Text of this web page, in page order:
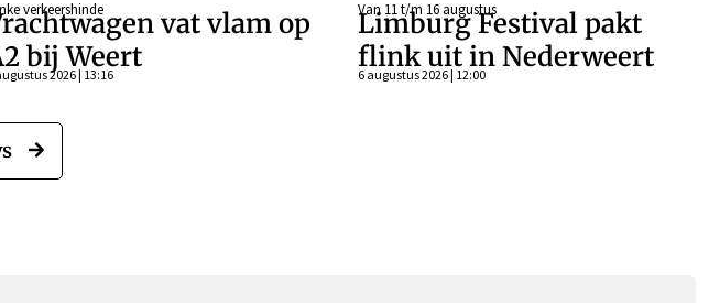
verkeershinde
vat vlam op
bij Weert
2026 | 13:16
Van 11 t/m 16 augustus
Limburg Festival pakt
flink uit in Nederweert
6 augustus 2026 | 12:00